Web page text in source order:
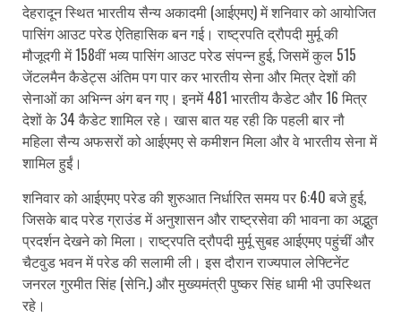
देहरादून स्थित भारतीय सैन्य अकादमी (आईएमए) में शनिवार को आयोजित
पासिंग आउट परेड ऐतिहासिक बन गई। राष्ट्रपति द्रौपदी मुर्मू की
मौजूदगी में 158वीं भव्य पासिंग आउट परेड संपन्न हुई, जिसमें कुल 515
जेंटलमैन कैडेट्स अंतिम पग पार कर भारतीय सेना और मित्र देशों की
सेनाओं का अभिन्न अंग बन गए। इनमें 481 भारतीय कैडेट और 16 मित्र
देशों के 34 कैडेट शामिल रहे। खास बात यह रही कि पहली बार नौ
महिला सैन्य अफसरों को आईएमए से कमीशन मिला और वे भारतीय सेना में
शामिल हुईं।
शनिवार को आईएमए परेड की शुरुआत निर्धारित समय पर 6:40 बजे हुई,
जिसके बाद परेड ग्राउंड में अनुशासन और राष्ट्रसेवा की भावना का अद्भुत
प्रदर्शन देखने को मिला। राष्ट्रपति द्रौपदी मुर्मू सुबह आईएमए पहुंचीं और
चैटवुड भवन में परेड की सलामी ली। इस दौरान राज्यपाल लेफ्टिनेंट
जनरल गुरमीत सिंह (सेनि.) और मुख्यमंत्री पुष्कर सिंह धामी भी उपस्थित
रहे।